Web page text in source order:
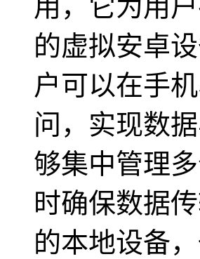
用，它为用
的虚拟安卓
户可以在手
问，实现数
够集中管理
时确保数据
的本地设备